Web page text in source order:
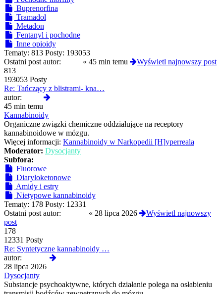
Buprenorfina
Tramadol
Metadon
Fentanyl i pochodne
Inne opioidy
Tematy: 813 Posty: 193053
Ostatni post autor:
« 45 min temu
Wyświetl najnowszy post
813
193053 Posty
Re: Tańczący z blistrami- kna…
autor:
45 min temu
Kannabinoidy
Organiczne związki chemiczne oddziałujące na receptory
kannabinoidowe w mózgu.
Więcej informacji: Kannabinoidy w Narkopedii [H]yperreala
Moderator: Dysocjanty
Subfora:
Fluorowe
Diaryloketonowe
Amidy i estry
Nietypowe kannabinoidy
Tematy: 178 Posty: 12331
Ostatni post autor:
« 28 lipca 2026
Wyświetl najnowszy
post
178
12331 Posty
Re: Syntetyczne kannabinoidy …
autor:
28 lipca 2026
Dysocjanty
Substancje psychoaktywne, których działanie polega na osłabieniu